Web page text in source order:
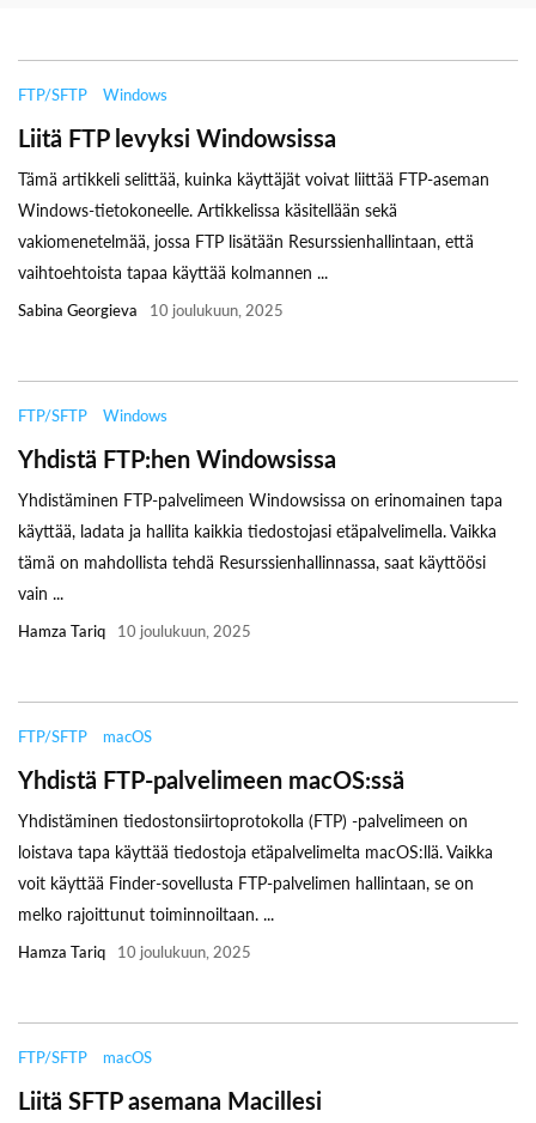
FTP/SFTP Windows
Liitä FTP levyksi Windowsissa
Tämä artikkeli selittää, kuinka käyttäjät voivat liittää FTP-aseman
Windows-tietokoneelle. Artikkelissa käsitellään sekä
vakiomenetelmää, jossa FTP lisätään Resurssienhallintaan, että
vaihtoehtoista tapaa käyttää kolmannen ...
Sabina Georgieva 10 joulukuun, 2025
FTP/SFTP Windows
Yhdistä FTP:hen Windowsissa
Yhdistäminen FTP-palvelimeen Windowsissa on erinomainen tapa
käyttää, ladata ja hallita kaikkia tiedostojasi etäpalvelimella. Vaikka
tämä on mahdollista tehdä Resurssienhallinnassa, saat käyttöösi
vain ...
Hamza Tariq 10 joulukuun, 2025
FTP/SFTP macOS
Yhdistä FTP-palvelimeen macOS:ssä
Yhdistäminen tiedostonsiirtoprotokolla (FTP) -palvelimeen on
loistava tapa käyttää tiedostoja etäpalvelimelta macOS:llä. Vaikka
voit käyttää Finder-sovellusta FTP-palvelimen hallintaan, se on
melko rajoittunut toiminnoiltaan. ...
Hamza Tariq 10 joulukuun, 2025
FTP/SFTP macOS
Liitä SFTP asemana Macillesi